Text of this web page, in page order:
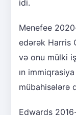
idi.
Menefee
edərək Harris
və onu mülki
ın
mübahisələrə
Edwards